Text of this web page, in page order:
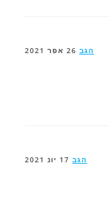
הגב 26 אפר 2021
הגב 17 יונ 2021